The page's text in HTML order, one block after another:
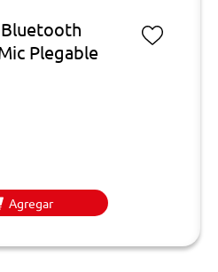
Plegable
Agregar